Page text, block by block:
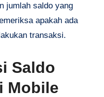
jumlah saldo yang
apakah ada
transaksi.
Saldo
Mobile